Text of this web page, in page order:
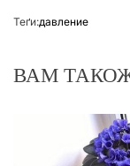
Теґи:давление
ВАМ